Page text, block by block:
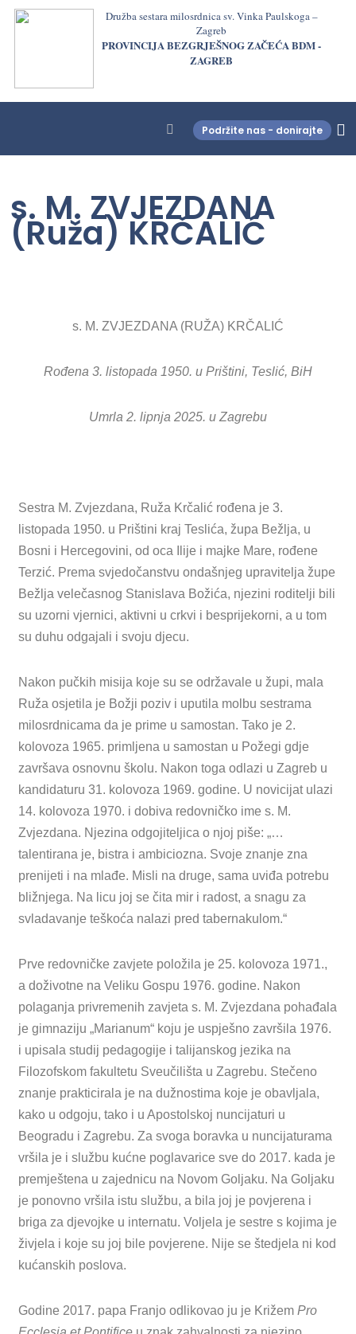
Družba sestara milosrdnica sv. Vinka Paulskoga –
Zagreb
PROVINCIJA BEZGRJEŠNOG ZAČEĆA BDM -
ZAGREB
Podržite nas - donirajte
s. M. ZVJEZDANA
(Ruža) KRČALIĆ
s. M. ZVJEZDANA (RUŽA) KRČALIĆ
Rođena 3. listopada 1950. u Prištini, Teslić, BiH
Umrla 2. lipnja 2025. u Zagrebu
Sestra M. Zvjezdana, Ruža Krčalić rođena je 3.
listopada 1950. u Prištini kraj Teslića, župa Bežlja, u
Bosni i Hercegovini, od oca Ilije i majke Mare, rođene
Terzić. Prema svjedočanstvu ondašnjeg upravitelja župe
Bežlja velečasnog Stanislava Božića, njezini roditelji bili
su uzorni vjernici, aktivni u crkvi i besprijekorni, a u tom
su duhu odgajali i svoju djecu.
Nakon pučkih misija koje su se održavale u župi, mala
Ruža osjetila je Božji poziv i uputila molbu sestrama
milosrdnicama da je prime u samostan. Tako je 2.
kolovoza 1965. primljena u samostan u Požegi gdje
završava osnovnu školu. Nakon toga odlazi u Zagreb u
kandidaturu 31. kolovoza 1969. godine. U novicijat ulazi
14. kolovoza 1970. i dobiva redovničko ime s. M.
Zvjezdana. Njezina odgojiteljica o njoj piše: „…
talentirana je, bistra i ambiciozna. Svoje znanje zna
prenijeti i na mlađe. Misli na druge, sama uviđa potrebu
bližnjega. Na licu joj se čita mir i radost, a snagu za
svladavanje teškoća nalazi pred tabernakulom.“
Prve redovničke zavjete položila je 25. kolovoza 1971.,
a doživotne na Veliku Gospu 1976. godine. Nakon
polaganja privremenih zavjeta s. M. Zvjezdana pohađala
je gimnaziju „Marianum“ koju je uspješno završila 1976.
i upisala studij pedagogije i talijanskog jezika na
Filozofskom fakultetu Sveučilišta u Zagrebu. Stečeno
znanje prakticirala je na dužnostima koje je obavljala,
kako u odgoju, tako i u Apostolskoj nuncijaturi u
Beogradu i Zagrebu. Za svoga boravka u nuncijaturama
vršila je i službu kućne poglavarice sve do 2017. kada je
premještena u zajednicu na Novom Goljaku. Na Goljaku
je ponovno vršila istu službu, a bila joj je povjerena i
briga za djevojke u internatu. Voljela je sestre s kojima je
živjela i koje su joj bile povjerene. Nije se štedjela ni kod
kućanskih poslova.
Godine 2017. papa Franjo odlikovao ju je KrižemPro